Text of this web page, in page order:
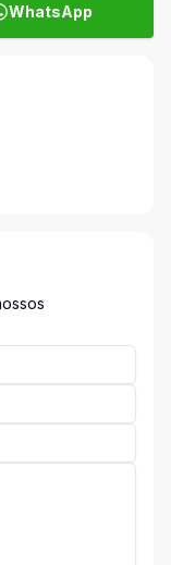
WhatsApp